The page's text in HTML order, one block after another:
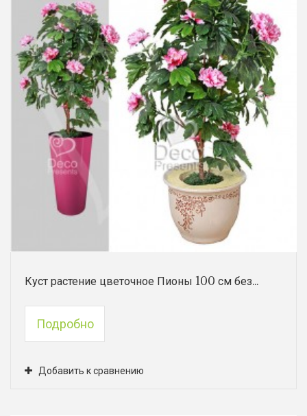
Куст растение цветочное Пионы 100 см без...
Подробно
Добавить к сравнению